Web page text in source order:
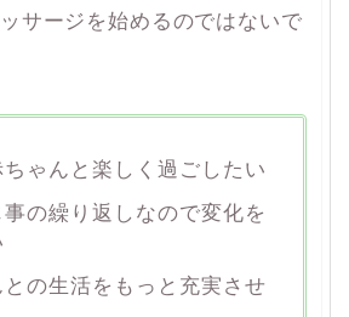
サージを始めるのではないで
ちゃんと楽しく過ごしたい
の繰り返しなので変化を
の生活をもっと充実させ